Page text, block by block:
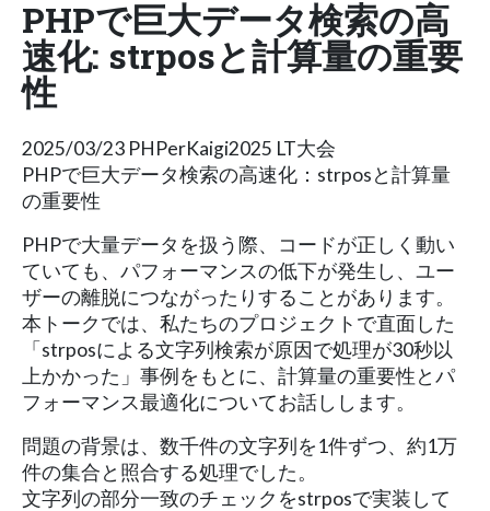
PHPで巨大データ検索の高
速化: strposと計算量の重要
性
2025/03/23 PHPerKaigi2025 LT大会
PHPで巨大データ検索の高速化：strposと計算量
の重要性
PHPで大量データを扱う際、コードが正しく動い
ていても、パフォーマンスの低下が発生し、ユー
ザーの離脱につながったりすることがあります。
本トークでは、私たちのプロジェクトで直面した
「strposによる文字列検索が原因で処理が30秒以
上かかった」事例をもとに、計算量の重要性とパ
フォーマンス最適化についてお話しします。
問題の背景は、数千件の文字列を1件ずつ、約1万
件の集合と照合する処理でした。
文字列の部分一致のチェックをstrposで実装して